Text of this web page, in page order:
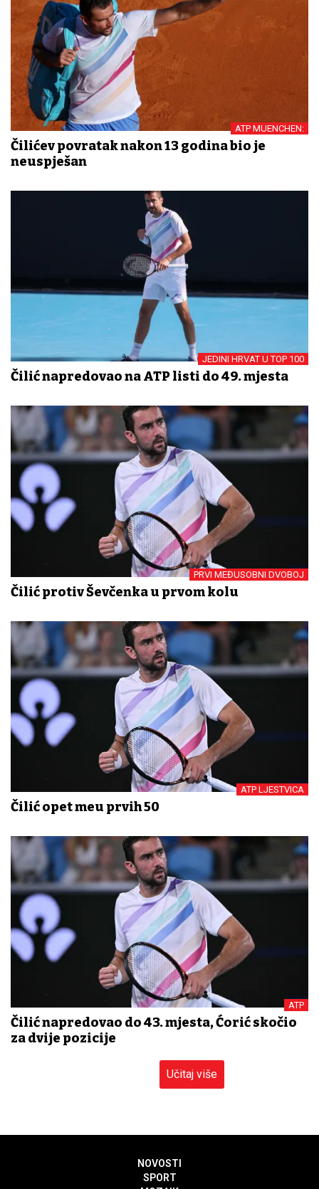
ATP MUENCHEN:
Čilićev povratak nakon 13 godina bio je
neuspješan
JEDINI HRVAT U TOP 100
Čilić napredovao na ATP listi do 49. mjesta
PRVI MEĐUSOBNI DVOBOJ
Čilić protiv Ševčenka u prvom kolu
ATP LJESTVICA
Čilić opet među prvih 50
ATP
Čilić napredovao do 43. mjesta, Ćorić skočio
za dvije pozicije
Učitaj više
NOVOSTI
SPORT